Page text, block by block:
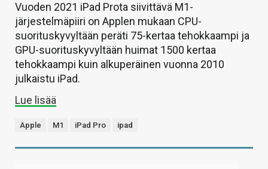
Vuoden 2021 iPad Prota siivittävä M1-
järjestelmäpiiri on Applen mukaan CPU-
suorituskyvyltään peräti 75-kertaa tehokkaampi ja
GPU-suorituskyvyltään huimat 1500 kertaa
tehokkaampi kuin alkuperäinen vuonna 2010
julkaistu iPad.
Lue lisää
Apple M1 iPad Pro ipad